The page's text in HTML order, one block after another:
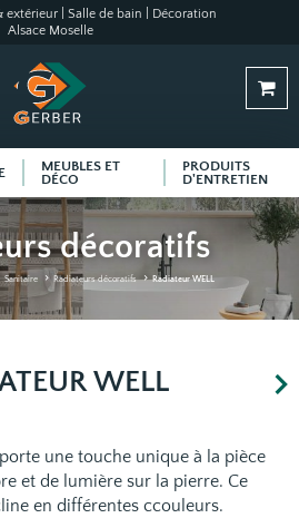
extérieur | Salle de bain | Décoration
Alsace Moselle
MEUBLES ET
DÉCO
PRODUITS
D'ENTRETIEN
décoratifs
Sanitaire Radiateurs décoratifs Radiateur WELL
WELL
une touche unique à la pièce
et de lumière sur la pierre. Ce
en différentes ccouleurs.